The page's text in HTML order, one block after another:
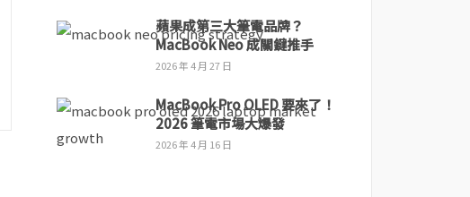
蘋果成第三大筆電品牌？
MacBook Neo 成關鍵推手
2026 年 4 月 27 日
MacBook Pro OLED 要來了！
2026 筆電市場大爆發
2026 年 4 月 16 日